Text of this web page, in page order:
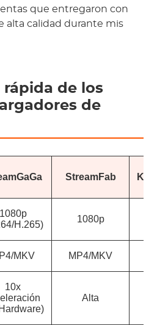
que entregaron con
alta calidad durante mis
de los
de
StreamFab
1080p
H.265)
1080p
MKV MP4/MKV
10x
Alta